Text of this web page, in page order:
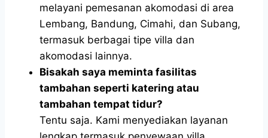
melayani pemesanan akomodasi di area
Lembang, Bandung, Cimahi, dan Subang,
termasuk berbagai tipe villa dan
akomodasi lainnya.
Bisakah saya meminta fasilitas
tambahan seperti katering atau
tambahan tempat tidur?
Tentu saja. Kami menyediakan layanan